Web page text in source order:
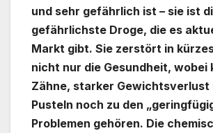
und sehr gefährlich ist – sie ist
gefährlichste Droge, die es
Markt gibt. Sie zerstört in
nicht nur die Gesundheit, wobei
Zähne, starker Gewichtsverlust
Pusteln noch zu den
Problemen gehören. Die